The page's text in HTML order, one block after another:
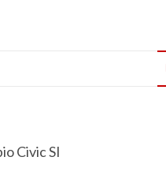
Civic SI